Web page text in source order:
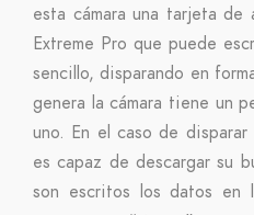
esta cámara una tarjeta de
Extreme Pro que puede
sencillo, disparando en
genera la cámara tiene un
uno. En el caso de
es capaz de descargar su
son escritos los datos en